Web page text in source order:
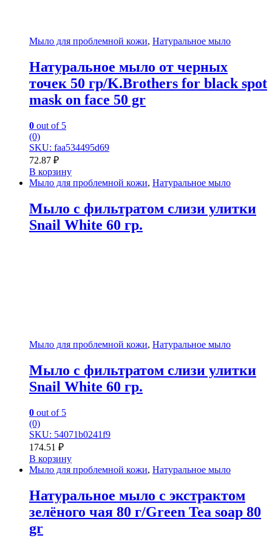
Мыло для проблемной кожи, Натуральное мыло
Натуральное мыло от черных
точек 50 гр/K.Brothers for black spot
mask on face 50 gr
0 out of 5
(0)
SKU: faa534495d69
72.87 ₽
В корзину
Мыло для проблемной кожи, Натуральное мыло
Мыло с фильтратом слизи улитки
Snail White 60 гр.
Мыло для проблемной кожи, Натуральное мыло
Мыло с фильтратом слизи улитки
Snail White 60 гр.
0 out of 5
(0)
SKU: 54071b0241f9
174.51 ₽
В корзину
Мыло для проблемной кожи, Натуральное мыло
Натуральное мыло с экстрактом
зелёного чая 80 г/Green Tea soap 80
gr